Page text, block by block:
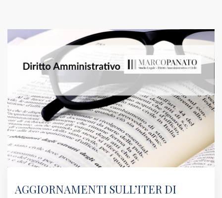
AGGIORNAMENTI SULL’ITER DI